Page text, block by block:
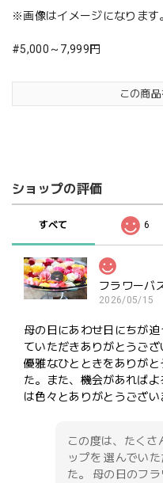
※画像はイメージになります
#5,000～7,999円
この商
ショップの評価
すべて 6
2026/05/15
母の日にあわせ日にちが
ていただきありがとうご
優雅なひとときをありが
た。また、機会があれば
は色々とありがとうござい
この度は、たくさ
ップを 選んでい
た。 母の日のフ